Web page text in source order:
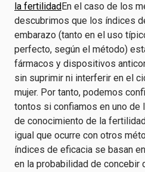
la fertilidadEn el caso de los
descubrimos que los índices
embarazo (tanto en el uso
perfecto, según el método)
fármacos y dispositivos
sin suprimir ni interferir en el
mujer. Por tanto, podemos
tontos si confiamos en uno
de conocimiento de la
igual que ocurre con otros
índices de eficacia se basan
en la probabilidad de concebir